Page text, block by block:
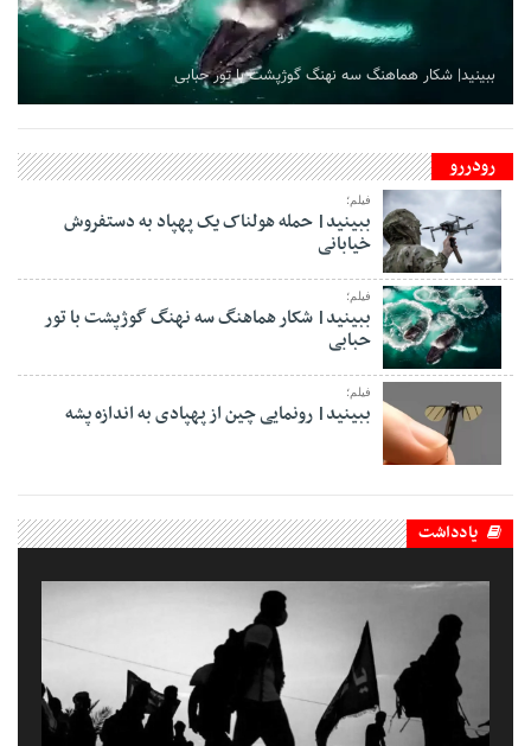
ببینید| شکار هماهنگ سه نهنگ گوژپشت با تور حبابی
رودررو
فیلم؛
ببینید| حمله هولناک یک پهپاد به دستفروش
خیابانی
فیلم؛
ببینید| شکار هماهنگ سه نهنگ گوژپشت با تور
حبابی
فیلم؛
ببینید| رونمایی چین از پهپادی به اندازه پشه
یادداشت